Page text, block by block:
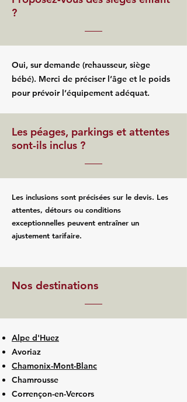
?
Oui, sur demande (rehausseur, siège
bébé). Merci de préciser l’âge et le poids
pour prévoir l’équipement adéquat.
Les péages, parkings et attentes
sont-ils inclus ?
Les inclusions sont précisées sur le devis. Les
attentes, détours ou conditions
exceptionnelles peuvent entraîner un
ajustement tarifaire.
Nos destinations
Alpe d'Huez
Avoriaz
Chamonix-Mont-Blanc
Chamrousse
Corrençon-en-Vercors